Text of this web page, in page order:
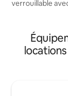
verrouillable
chambre
Cuiseur à riz
5 min à pied du